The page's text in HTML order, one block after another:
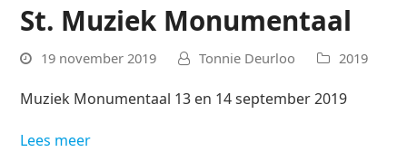
St. Muziek Monumentaal
19 november 2019 Tonnie Deurloo 2019
Muziek Monumentaal 13 en 14 september 2019
Lees meer